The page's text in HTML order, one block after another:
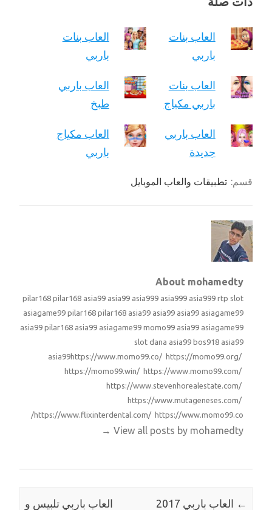
العاب بنات
باربي
العاب بنات
باربي
العاب بنات
باربي مكياج
العاب باربي
طبخ
العاب باربي
جديدة
العاب مكياج
باربي
قسم: تطبيقات والعاب الموبايل
About mohamedty
pilar168 pilar168 asia99 asia99 asia999 asia999 asia999 rtp slot
asiagame99 pilar168 pilar168 asia99 asia99 asia99 asiagame99
asia99 pilar168 asia99 asiagame99 momo99 asia99 asiagame99
slot dana asia99 bos918 asia99
asia99https://www.momo99.co/ https://momo99.org/
https://momo99.win/ https://www.momo99.com/
https://www.stevenhorealestate.com/
https://www.mutageneses.com/
https://www.flixinterdental.com/ https://www.momo99.co/
View all posts by mohamedty
→
← العاب باربي 2017
العاب باربي تلبيس و